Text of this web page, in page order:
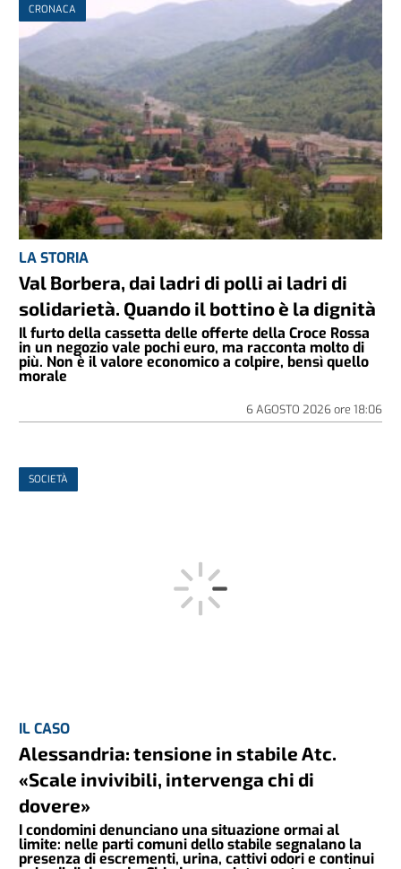
CRONACA
LA STORIA
Val Borbera, dai ladri di polli ai ladri di
solidarietà. Quando il bottino è la dignità
Il furto della cassetta delle offerte della Croce Rossa
in un negozio vale pochi euro, ma racconta molto di
più. Non è il valore economico a colpire, bensì quello
morale
6 AGOSTO 2026ore 18:06
SOCIETÀ
IL CASO
Alessandria: tensione in stabile Atc.
«Scale invivibili, intervenga chi di
dovere»
I condomini denunciano una situazione ormai al
limite: nelle parti comuni dello stabile segnalano la
presenza di escrementi, urina, cattivi odori e continui